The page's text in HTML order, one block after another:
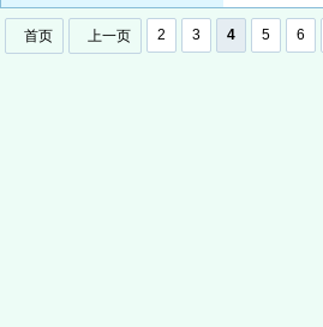
首页 上一页 2 3 4 5 6